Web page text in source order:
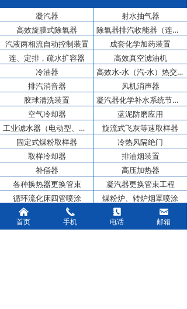
낀
首页
끅
手机
끐
电话
낂
邮箱
凝汽器
射水抽气器
高效旋膜式除氧器
除氧器排汽收能器（连定排）
汽液两相流自动控制装置
成套化学加药装置
连、定排，疏水扩容器
高效真空滤油机
冷油器
高效水-水（汽-水）热交换器
排汽消音器
风机消声器
胶球清洗装置
凝汽器化学补水系统节能改造技术
空气冷却器
蓝泥防磨应用
工业滤水器（电动型、手动型）
旋流式飞灰等速取样器
固定式煤粉取样器
冷热风隔绝门
取样冷却器
排油烟装置
补偿器
高压加热器
各种换热器更换管束
凝汽器更换管束工程
循环流化床四管喷涂
煤粉炉、转炉烟罩喷涂